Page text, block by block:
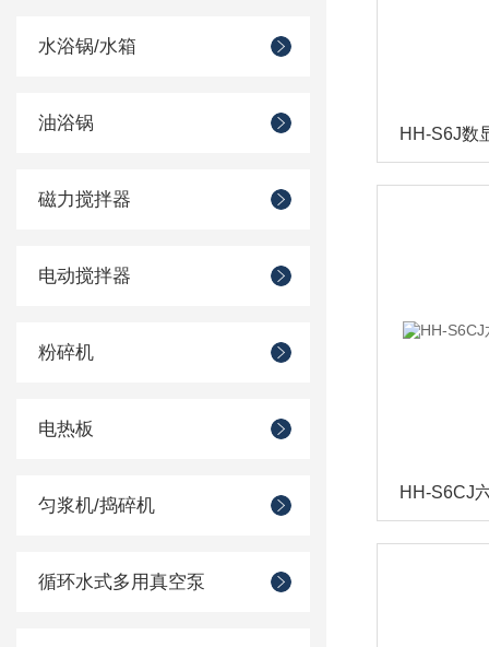
水浴锅/水箱
油浴锅
磁力搅拌器
电动搅拌器
粉碎机
电热板
匀浆机/捣碎机
循环水式多用真空泵